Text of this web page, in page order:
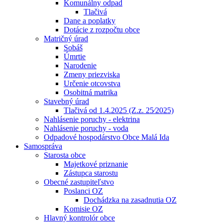
Komunálny odpad
Tlačivá
Dane a poplatky
Dotácie z rozpočtu obce
Matričný úrad
Sobáš
Úmrtie
Narodenie
Zmeny priezviska
Určenie otcovstva
Osobitná matrika
Stavebný úrad
Tlačivá od 1.4.2025 (Z.z. 25⁄2025)
Nahlásenie poruchy - elektrina
Nahlásenie poruchy - voda
Odpadové hospodárstvo Obce Malá Ida
Samospráva
Starosta obce
Majetkové priznanie
Zástupca starostu
Obecné zastupiteľstvo
Poslanci OZ
Dochádzka na zasadnutia OZ
Komisie OZ
Hlavný kontrolór obce